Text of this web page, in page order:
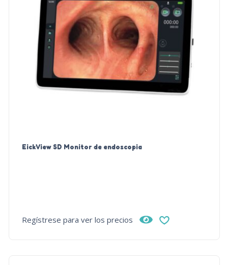
EickView SD Monitor de endoscopia
Regístrese para ver los precios